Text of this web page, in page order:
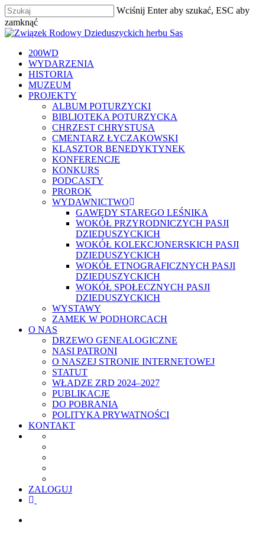
Skip
to
main
Wciśnij Enter aby szukać, ESC aby
zamknąć
Zamknij
szukaj
Menu
200WD
WYDARZENIA
HISTORIA
MUZEUM
PROJEKTY
ALBUM POTURZYCKI
BIBLIOTEKA POTURZYCKA
CHRZEST CHRYSTUSA
CMENTARZ ŁYCZAKOWSKI
KLASZTOR BENEDYKTYNEK
KONFERENCJE
KONKURS
PODCASTY
PROROK
WYDAWNICTWO
GAWĘDY STAREGO LEŚNIKA
WOKÓŁ PRZYRODNICZYCH PASJI
DZIEDUSZYCKICH
WOKÓŁ KOLEKCJONERSKICH PASJI
DZIEDUSZYCKICH
WOKÓŁ ETNOGRAFICZNYCH PASJI
DZIEDUSZYCKICH
WOKÓŁ SPOŁECZNYCH PASJI
DZIEDUSZYCKICH
WYSTAWY
ZAMEK W PODHORCACH
O NAS
DRZEWO GENEALOGICZNE
NASI PATRONI
O NASZEJ STRONIE INTERNETOWEJ
STATUT
WŁADZE ZRD 2024–2027
PUBLIKACJE
DO POBRANIA
POLITYKA PRYWATNOŚCI
KONTAKT
ZALOGUJ
facebook